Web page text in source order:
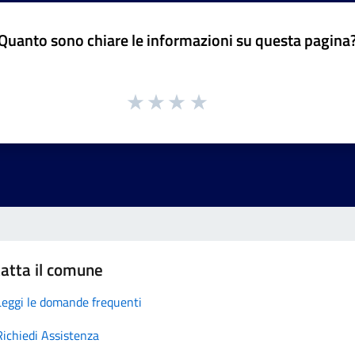
sono chiare le informazioni su questa
il comune
le domande frequenti
Assistenza